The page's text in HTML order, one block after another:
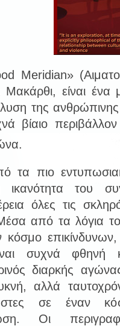
Meridian»
είναι ένα
της
βίαιο
τα πιο
ικανότητα του
όλες τις
από τα λόγια
κόσμο
συχνά φθηνή
διαρκής
αλλά
σε έναν
Οι